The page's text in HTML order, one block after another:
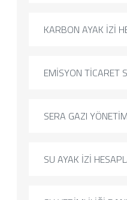
KARBON AYAK İZİ
EMİSYON TİCARET
SERA GAZI
SU AYAK İZİ